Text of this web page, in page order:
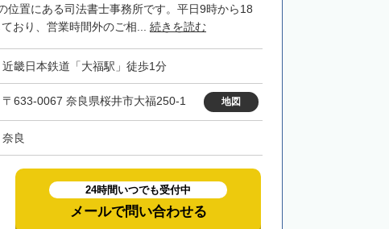
位置にある司法書士事務所です。平日9時から18
おり、営業時間外のご相... 続きを読む
近畿日本鉄道「大福駅」徒歩1分
〒633-0067 奈良県桜井市大福250-1 地図
奈良
24時間いつでも受付中
メールで問い合わせる